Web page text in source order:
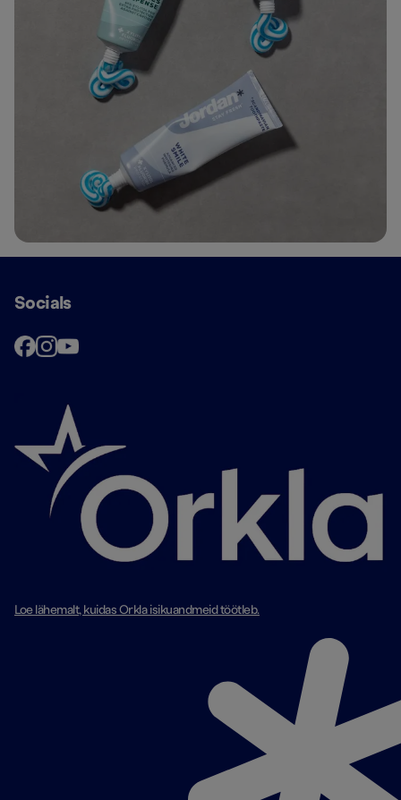
Socials
Loe lähemalt, kuidas Orkla isikuandmeid töötleb.